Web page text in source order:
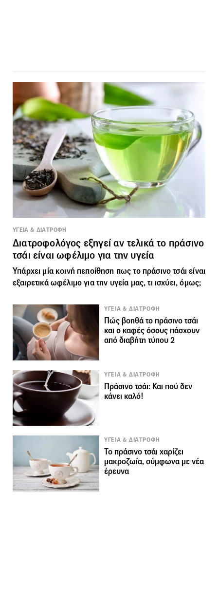
ΥΓΕΙΑ & ΔΙΑΤΡΟΦΗ
Διατροφολόγος εξηγεί αν τελικά το πράσινο
τσάι είναι ωφέλιμο για την υγεία
Υπάρχει μία κοινή πεποίθηση πως το πράσινο τσάι είναι
εξαιρετικά ωφέλιμο για την υγεία μας, τι ισχύει, όμως;
ΥΓΕΙΑ & ΔΙΑΤΡΟΦΗ
Πώς βοηθά το πράσινο τσάι
και ο καφές όσους πάσχουν
από διαβήτη τύπου 2
ΥΓΕΙΑ & ΔΙΑΤΡΟΦΗ
Πράσινο τσάι: Και πού δεν
κάνει καλό!
ΥΓΕΙΑ & ΔΙΑΤΡΟΦΗ
Το πράσινο τσάι χαρίζει
μακροζωία, σύμφωνα με νέα
έρευνα